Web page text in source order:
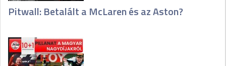
Pitwall: Betalált a McLaren és az Aston?